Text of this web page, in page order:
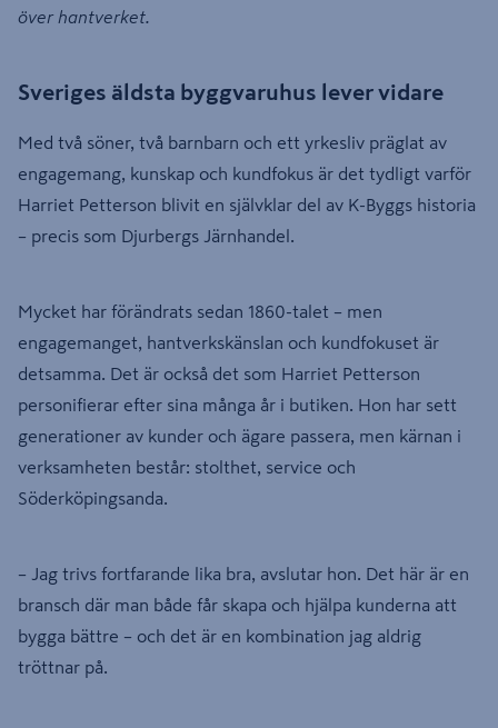
över hantverket.
Sveriges äldsta byggvaruhus lever vidare
Med två söner, två barnbarn och ett yrkesliv präglat av
engagemang, kunskap och kundfokus är det tydligt varför
Harriet Petterson blivit en självklar del av K-Byggs historia
– precis som Djurbergs Järnhandel.
Mycket har förändrats sedan 1860-talet – men
engagemanget, hantverkskänslan och kundfokuset är
detsamma. Det är också det som Harriet Petterson
personifierar efter sina många år i butiken. Hon har sett
generationer av kunder och ägare passera, men kärnan i
verksamheten består: stolthet, service och
Söderköpingsanda.
– Jag trivs fortfarande lika bra, avslutar hon. Det här är en
bransch där man både får skapa och hjälpa kunderna att
bygga bättre – och det är en kombination jag aldrig
tröttnar på.